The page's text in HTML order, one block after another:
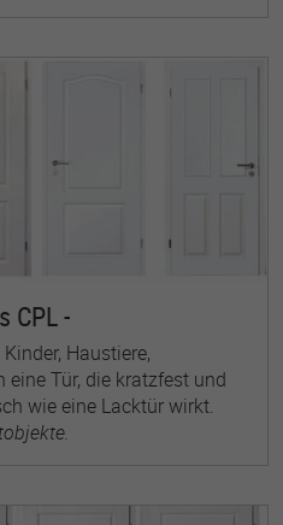
CPL -
Haustiere,
Tür, die kratzfest und
wie eine Lacktür wirkt.